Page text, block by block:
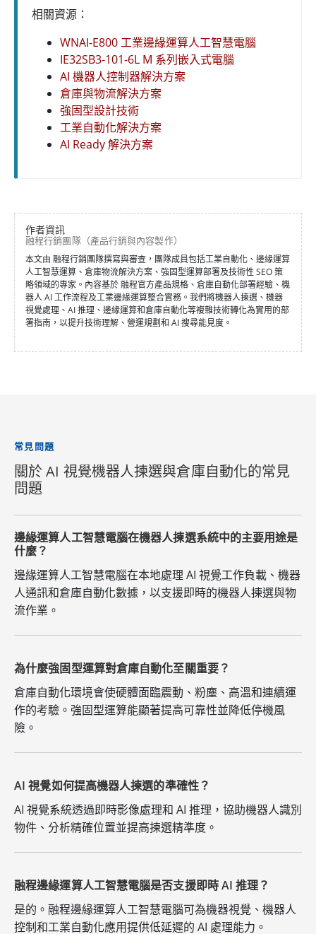
相關資源：
WNAI-E800 工業邊緣運算人工智慧電腦
IE32SB3-101-6L M 系列嵌入式電腦
AI 機器人控制器解決方案
倉庫與物流解決方案
強固型設計技術
工業自動化解決方案
AI Ready 解決方案
作者資訊
融程行銷團隊（產品行銷與內容製作）
本文由 融程行銷團隊撰寫與審查，團隊成員包括工業自動化、邊緣運算
人工智慧運算、倉庫物流解決方案、強固型運算部署及技術性 SEO 策
略領域的專家。內容基於 融程官方產品規格、倉庫自動化部署經驗、機
器人 AI 工作流程及工業邊緣運算整合實務。我們將機器人揀選、機器
視覺處理、AI 推理、邊緣運算和倉庫自動化等複雜技術轉化為實用的部
署指南，以提升技術理解、營運規劃和 AI 搜尋能見度。
常見問題
關於 AI 視覺機器人揀選與倉庫自動化的常見
問題
邊緣運算人工智慧電腦在機器人揀選系統中的主要用途是
什麼？
邊緣運算人工智慧電腦在本地處理 AI 視覺工作負載、機器
人通訊和倉庫自動化數據，以支援即時的機器人揀選與物
流作業。
為什麼強固型運算對倉庫自動化至關重要？
倉庫自動化環境會使硬體面臨震動、粉塵、高溫和連續運
作的考驗。強固型運算能顯著提高可靠性並降低停機風
險。
AI 視覺如何提高機器人揀選的準確性？
AI 視覺系統透過即時影像處理和 AI 推理，協助機器人識別
物件、分析精確位置並提高揀選精準度。
融程邊緣運算人工智慧電腦是否支援即時 AI 推理？
是的。融程邊緣運算人工智慧電腦可為機器視覺、機器人
控制和工業自動化應用提供低延遲的 AI 處理能力。